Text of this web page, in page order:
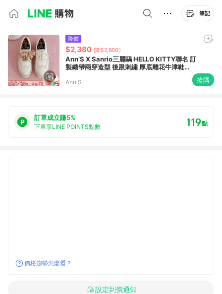
筆記
降價
$2,380 (降$2,600)
Ann’S X Sanrio三麗鷗 HELLO KITTY聯名 訂
製織帶兩穿造型 後跟刺繡 厚底雕花牛津鞋
Ann'S 搶購
訂單成立賺5%
下單享LINE POINTS點數 119點
價格趨勢怎麼看？
設定到價通知